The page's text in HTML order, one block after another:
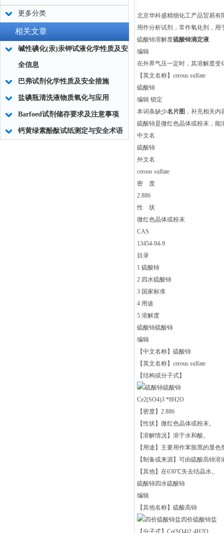
更多分类
相关文章
碱性碘化(汞)汞钾试液化学性质及安
全信息
巴弗试剂化学性质及安全措施
盐碘瓶清洗液物质氧化与应用
Barfoed试剂储存要求及注意事项
钙黄绿素酚酞试纸测定与安全术语
北京华科盛精细化工产品贸易有
用作分析试剂，常作氧化剂，
硫酸铈溶解度硫酸铈滴定液
编辑
在外界气压一定时，其溶解度变
【英文名称】cerous sulfate
硫酸铈
编辑 锁定
本词条缺少名片图 ，补充相关
硫酸铈是微红色晶体或粉末，
中文名
硫酸铈
外文名
cerous sulfate
密 度
2.886
性 状
微红色晶体或粉末
CAS
13454-94-9
目录
1 硫酸铈
2 四水硫酸铈
3 国家标准
4 用途
5 溶解度
硫酸铈硫酸铈
编辑
【中文名称】硫酸铈
【英文名称】cerous sulfate
【结构或分子式】
硫酸铈
Ce2(SO4)3 *8H2O
【密度】2.886
【性状】微红色晶体或粉末。
【溶解情况】溶于水和酸。
【用途】主要用作苯胺黑的显色
【制备或来源】可由硫酸高铈
【其他】在630℃失去结晶水。
硫酸铈四水硫酸铈
编辑
【其他名称】硫酸高铈
四价硫酸铈盐
【分子式】Ce(SO4)2·4H2O